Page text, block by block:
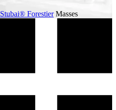
Stubai® Forestier Masses